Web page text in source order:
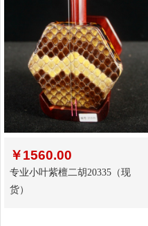
￥1560.00
专业小叶紫檀二胡20335（现
货）